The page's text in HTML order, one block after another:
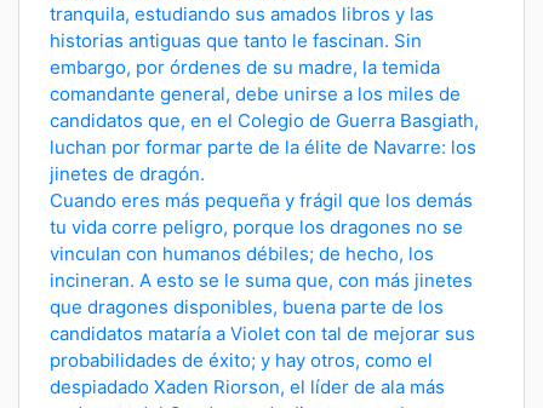
tranquila, estudiando sus amados libros y las
historias antiguas que tanto le fascinan. Sin
embargo, por órdenes de su madre, la temida
comandante general, debe unirse a los miles de
candidatos que, en el Colegio de Guerra Basgiath,
luchan por formar parte de la élite de Navarre: los
jinetes de dragón.
Cuando eres más pequeña y frágil que los demás
tu vida corre peligro, porque los dragones no se
vinculan con humanos débiles; de hecho, los
incineran. A esto se le suma que, con más jinetes
que dragones disponibles, buena parte de los
candidatos mataría a Violet con tal de mejorar sus
probabilidades de éxito; y hay otros, como el
despiadado Xaden Riorson, el líder de ala más